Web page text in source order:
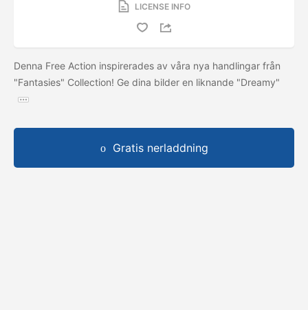
LICENSE INFO
Denna Free Action inspirerades av våra nya handlingar från
"Fantasies" Collection! Ge dina bilder en liknande "Dreamy"
Gratis nerladdning